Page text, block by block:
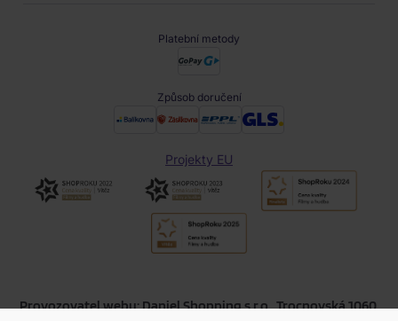
Platební metody
Způsob doručení
Projekty EU
Provozovatel webu: Daniel Shopping s.r.o., Trocnovská 1060,